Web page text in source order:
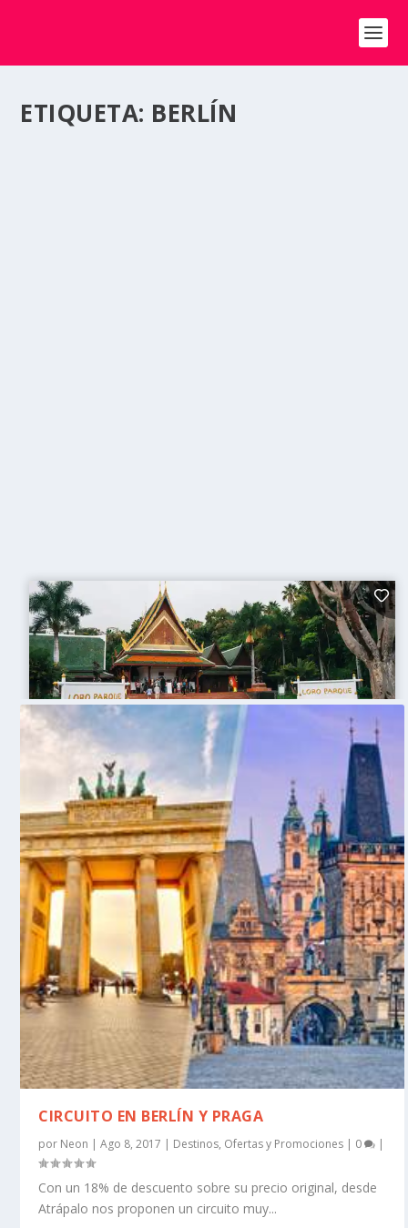
ETIQUETA: BERLÍN
CIRCUITO EN BERLÍN Y PRAGA
por Neon |Ago 8, 2017 | Destinos, Ofertas y Promociones | 0 |
Con un 18% de descuento sobre su precio original, desde
Atrápalo nos proponen un circuito muy...